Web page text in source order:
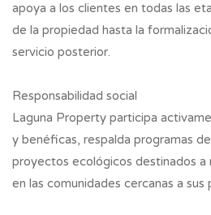
apoya a los clientes en todas las
de la propiedad hasta la
servicio posterior.
Responsabilidad social
Laguna Property participa
y benéficas, respalda programas
proyectos ecológicos destinados a
en las comunidades cercanas a sus